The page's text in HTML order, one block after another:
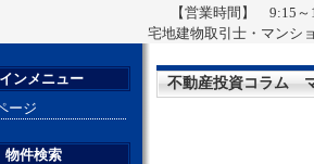
【営業時間】 9:15
宅地建物取引士・マンシ
不動産投資コラム
ンメニュー
ージ
物件検索